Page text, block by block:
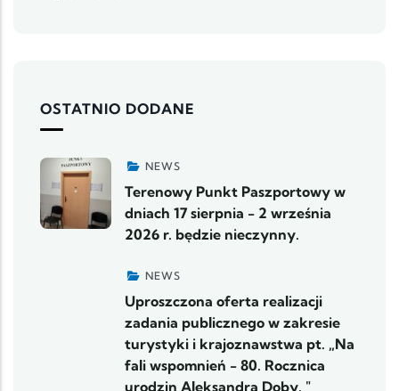
OSTATNIO DODANE
NEWS
Terenowy Punkt Paszportowy w
dniach 17 sierpnia - 2 września
2026 r. będzie nieczynny.
NEWS
Uproszczona oferta realizacji
zadania publicznego w zakresie
turystyki i krajoznawstwa pt. „Na
fali wspomnień - 80. Rocznica
urodzin Aleksandra Doby. "